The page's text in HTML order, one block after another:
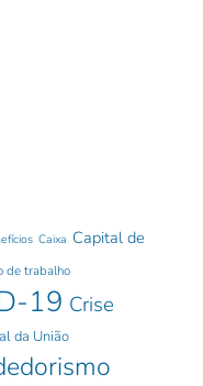
Caixa Capital de
de trabalho
19 Crise
da União